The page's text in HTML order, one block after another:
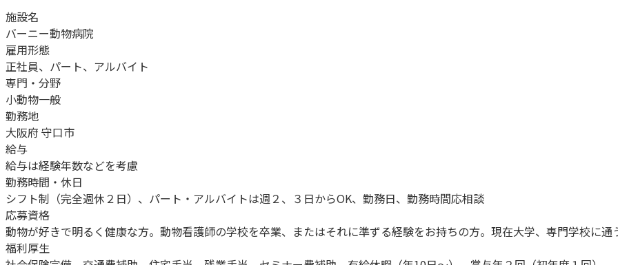
施設名
バーニー動物病院
雇用形態
正社員、パート、アルバイト
専門・分野
小動物一般
勤務地
大阪府 守口市
給与
給与は経験年数などを考慮
勤務時間・休日
シフト制（完全週休２日）、パート・アルバイトは週２、３日からOK、勤務日、勤務時間応相談
応募資格
動物が好きで明るく健康な方。動物看護師の学校を卒業、またはそれに準ずる経験をお持ちの方。現在大学、専門学校に
福利厚生